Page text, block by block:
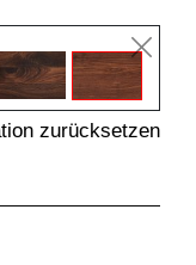
zurücksetzen